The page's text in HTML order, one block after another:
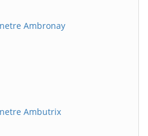
Ambronay
Ambutrix